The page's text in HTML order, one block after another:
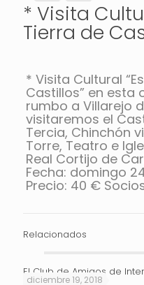
* Visita
Tierra de
* Visita Cultural
Castillos” en esta
rumbo a Villarejo
visitaremos el
Tercia, Chinchón
Torre, Teatro e
Real Cortijo de
Fecha: domingo
Precio: 40 €
Relacionados
diciembre 19, 2018
El Club de Amigos de